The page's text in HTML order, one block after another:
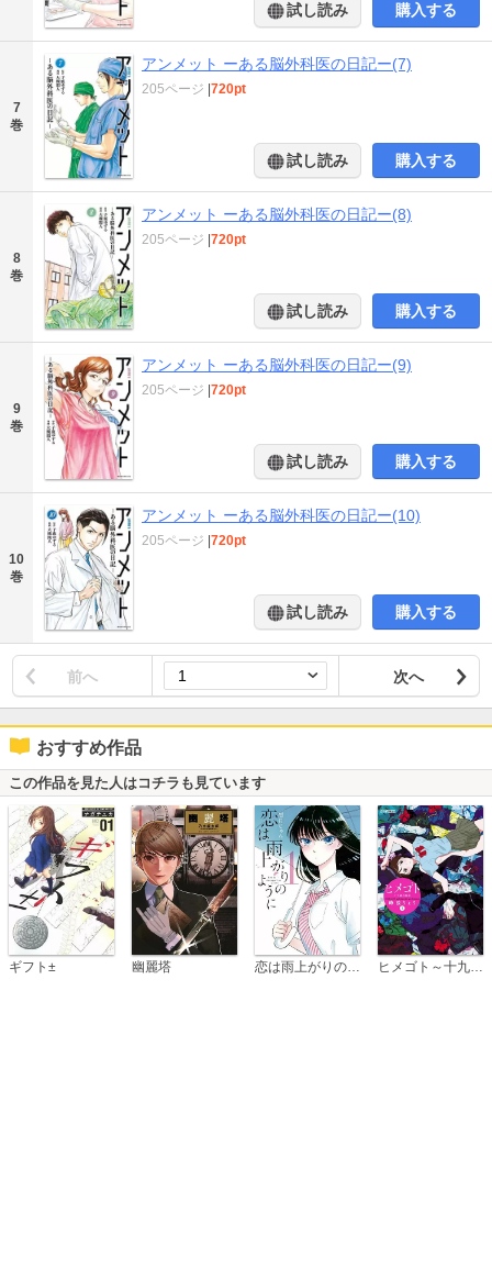
試し読み 購入する
7
巻
アンメット ーある脳外科医の日記ー(7)
205ページ |720pt
試し読み 購入する
8
巻
アンメット ーある脳外科医の日記ー(8)
205ページ |720pt
試し読み 購入する
9
巻
アンメット ーある脳外科医の日記ー(9)
205ページ |720pt
試し読み 購入する
10
巻
アンメット ーある脳外科医の日記ー(10)
205ページ |720pt
試し読み 購入する
前へ 次へ
おすすめ作品
この作品を見た人はコチラも見ています
ギフト± 幽麗塔 ヒメゴト～十九歳の制服～